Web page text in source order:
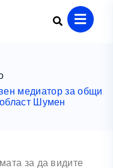
медиатор за общи
Шумен
за да видите